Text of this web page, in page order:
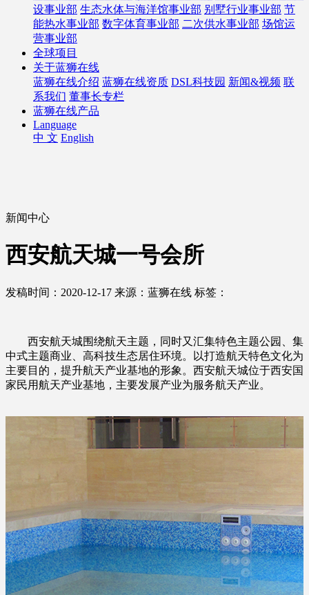
设事业部 生态水体与海洋馆事业部 别墅行业事业部 节
能热水事业部 数字体育事业部 二次供水事业部 场馆运
营事业部
全球项目
关于蓝狮在线
蓝狮在线介绍 蓝狮在线资质 DSL科技园 新闻&视频 联
系我们 董事长专栏
蓝狮在线产品
Language
中 文 English
新闻中心
西安航天城一号会所
发稿时间：2020-12-17 来源：蓝狮在线 标签：
西安航天城围绕航天主题，同时又汇集特色主题公园、集
中式主题商业、高科技生态居住环境。以打造航天特色文化为
主要目的，提升航天产业基地的形象。西安航天城位于西安国
家民用航天产业基地，主要发展产业为服务航天产业。